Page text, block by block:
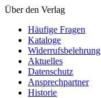
Über den Verlag
Häufige Fragen
Kataloge
Widerrufsbelehrung
Aktuelles
Datenschutz
Ansprechpartner
Historie